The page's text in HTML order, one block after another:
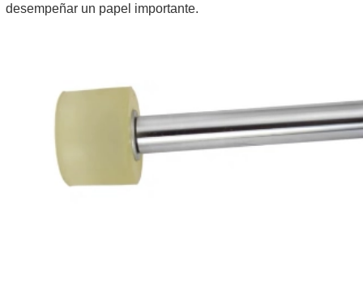
desempeñar un papel importante.